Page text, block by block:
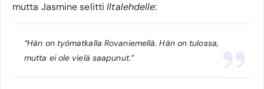
mutta Jasmine selittiIltalehdelle:
“Hän on työmatkalla Rovaniemellä. Hän on tulossa,
mutta ei ole vielä saapunut.”